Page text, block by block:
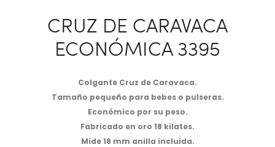
CRUZ DE CARAVACA
ECONÓMICA 3395
Colgante Cruz de Caravaca.
Tamaño pequeño para bebes o pulseras.
Económico por su peso.
Fabricado en oro 18 kilates.
Mide 18 mm anilla incluida.